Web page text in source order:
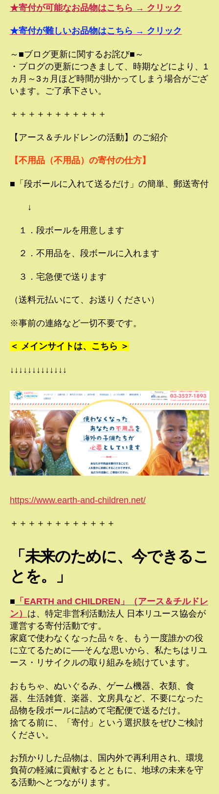
★寄付が可能なお品物はこちら → クリック
★寄付が難しいお品物はこちら → クリック
～■ブログ更新に関するお詫び■～
・ブログの更新につきまして、時期などにより、1
ヵ月～3ヵ月ほど時間が掛かってしまう場合がござ
います。ご了承下さい。
＋＋＋＋＋＋＋＋＋＋＋
【アース＆チルドレンの活動】のご紹介
【不用品（不用品）の寄付の仕方】
■「段ボールに入れて送るだけ」の簡単、郵送寄付
↓
１．段ボールを用意します
２．不用品を、段ボールに入れます
３．宅急便で送ります
（送料元払いにて、お送りください）
※事前の連絡など一切不要です。
＜ メインサイトは、こちら ＞
↓↓↓↓↓↓↓↓↓↓↓↓↓
https://www.earth-and-children.net/
＋＋＋＋＋＋＋＋＋＋＋＋
「未来のために、今できるこ
とを。」
■ 「EARTH and CHILDREN」（アース＆チルドレ
ン） は、特定非営利活動法人 日本リユース協会が
運営する寄付活動です。
家庭で使わなくなった品々を、もう一度誰かの役
に立てるために──そんな思いから、私たちはリユ
ース・リサイクルの取り組みを続けています。
おもちゃ、ぬいぐるみ、ゲーム機器、衣類、食
器、生活雑貨、楽器、文房具など、不要になった
品物を段ボールに詰めて宅配便で送るだけ。
捨てる前に、「寄付」という選択肢をぜひご検討
ください。
お預かりした品物は、国内外で再利用され、環境
負荷の軽減に貢献するとともに、地球の未来を守
る活動へとつながります。